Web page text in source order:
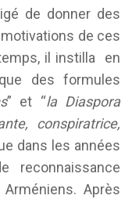
de donner des
de ces
il instilla en
des formules
” et “la Diaspora
conspiratrice,
dans les années
reconnaissance
Après